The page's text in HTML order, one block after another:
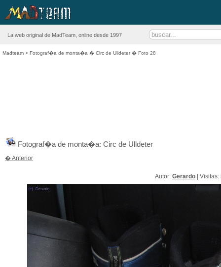
La web original de MadTeam, online desde 1997
Madteam > Fotograf�a de monta�a � Circ de Ulldeter � Foto 28
Fotograf�a de monta�a: Circ de Ulldeter
� Anterior
Autor: Gerardo |